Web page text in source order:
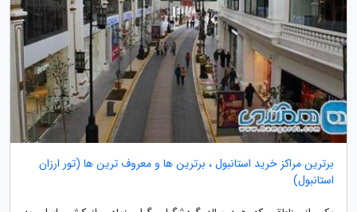
برترین مراکز خرید استانبول ، برترین ها و معروف ترین ها (تور ارزان
استانبول)